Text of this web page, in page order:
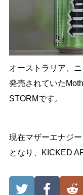
オーストラリア、
発売されていた
STORMです。
現在マザーエナジ
となり、KICKED